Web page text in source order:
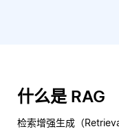
什么是 RAG
检索增强生成（